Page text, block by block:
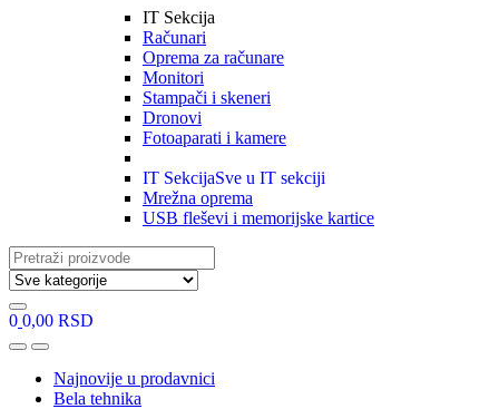
IT Sekcija
Računari
Oprema za računare
Monitori
Stampači i skeneri
Dronovi
Fotoaparati i kamere
IT SekcijaSve u IT sekciji
Mrežna oprema
USB fleševi i memorijske kartice
Search
for:
0 0,00 RSD
OpenClose
Najnovije u prodavnici
Bela tehnika